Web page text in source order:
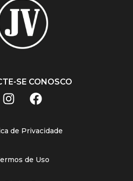
SE CONOSCO
de Privacidade
de Uso